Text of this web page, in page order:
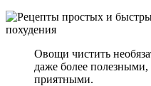
Овощи чистить
даже более
приятными.